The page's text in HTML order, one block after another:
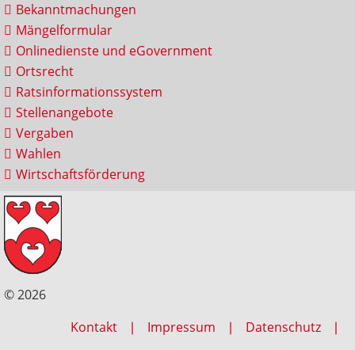
Bekanntmachungen
Mängelformular
Onlinedienste und eGovernment
Ortsrecht
Ratsinformationssystem
Stellenangebote
Vergaben
Wahlen
Wirtschaftsförderung
© 2026
Kontakt
Impressum
Datenschutz